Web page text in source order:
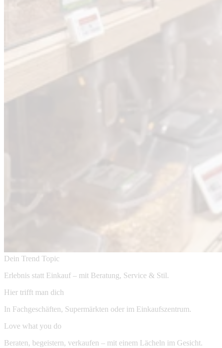
Dein Trend Topic
Erlebnis statt Einkauf – mit Beratung, Service & Stil.
Hier trifft man dich
In Fachgeschäften, Supermärkten oder im Einkaufszentrum.
Love what you do
Beraten, begeistern, verkaufen – mit einem Lächeln im Gesicht.